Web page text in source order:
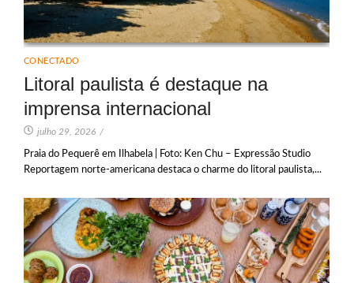
CONECTADO
Litoral paulista é destaque na
imprensa internacional
julho 29, 2026 /
Praia do Pequerê em Ilhabela | Foto: Ken Chu – Expressão Studio
Reportagem norte-americana destaca o charme do litoral paulista,...